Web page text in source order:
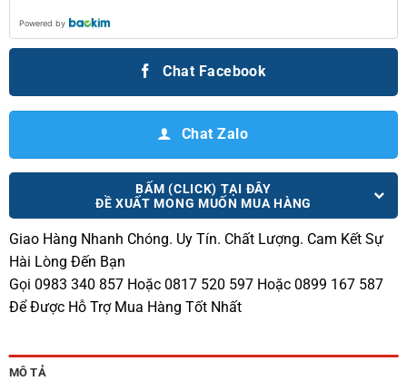
Powered by
Chat Facebook
Chat Zalo
BẤM (CLICK) TẠI ĐÂY
ĐỀ XUẤT MONG MUỐN MUA HÀNG
Giao Hàng Nhanh Chóng. Uy Tín. Chất Lượng. Cam Kết Sự
Hài Lòng Đến Bạn
Gọi 0983 340 857 Hoặc 0817 520 597 Hoặc 0899 167 587
Để Được Hỗ Trợ Mua Hàng Tốt Nhất
MÔ TẢ